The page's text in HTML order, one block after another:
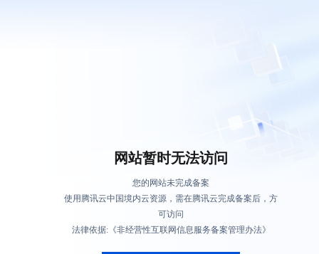
网站暂时无法访问
您的网站未完成备案
使用腾讯云中国境内云资源，需在腾讯云完成备案后，方
可访问
法律依据:《非经营性互联网信息服务备案管理办法》